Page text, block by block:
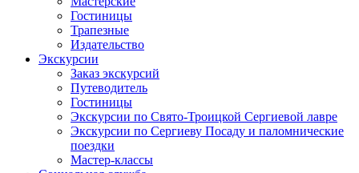
Гостиницы
Трапезные
Издательство
Экскурсии
Заказ экскурсий
Путеводитель
Гостиницы
Экскурсии по Свято-Троицкой Сергиевой лавре
Экскурсии по Сергиеву Посаду и паломнические
поездки
Мастер-классы